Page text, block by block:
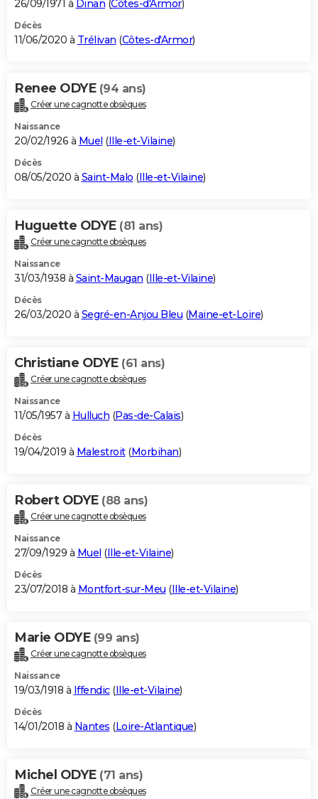
26/09/1971 à Dinan (Côtes-d'Armor)
Décès
11/06/2020 à Trélivan (Côtes-d'Armor)
Renee ODYE (94 ans)
Créer une cagnotte obsèques
Naissance
20/02/1926 à Muel (Ille-et-Vilaine)
Décès
08/05/2020 à Saint-Malo (Ille-et-Vilaine)
Huguette ODYE (81 ans)
Créer une cagnotte obsèques
Naissance
31/03/1938 à Saint-Maugan (Ille-et-Vilaine)
Décès
26/03/2020 à Segré-en-Anjou Bleu (Maine-et-Loire)
Christiane ODYE (61 ans)
Créer une cagnotte obsèques
Naissance
11/05/1957 à Hulluch (Pas-de-Calais)
Décès
19/04/2019 à Malestroit(Morbihan)
Robert ODYE (88 ans)
Créer une cagnotte obsèques
Naissance
27/09/1929 à Muel (Ille-et-Vilaine)
Décès
23/07/2018 à Montfort-sur-Meu (Ille-et-Vilaine)
Marie ODYE (99 ans)
Créer une cagnotte obsèques
Naissance
19/03/1918 à Iffendic(Ille-et-Vilaine)
Décès
14/01/2018 à Nantes (Loire-Atlantique)
Michel ODYE (71 ans)
Créer une cagnotte obsèques